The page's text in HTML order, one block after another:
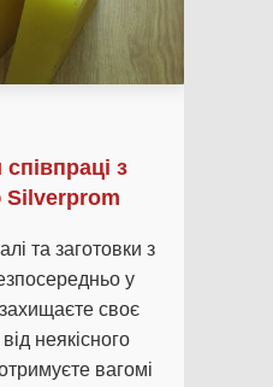
співпраці з
Silverprom
та заготовки з
у
своє
неякісного
вагомі